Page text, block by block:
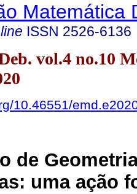
Matemática
ISSN 2526-6136
vol.4 no.10
10.46551/
de
uma ação